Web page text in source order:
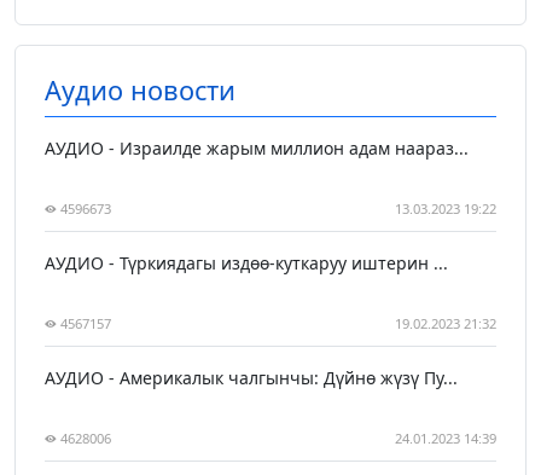
Аудио новости
АУДИО - Израилде жарым миллион адам наараз...
4596673 13.03.2023 19:22
АУДИО - Түркиядагы издөө-куткаруу иштерин ...
4567157 19.02.2023 21:32
АУДИО - Америкалык чалгынчы: Дүйнө жүзү Пу...
4628006 24.01.2023 14:39